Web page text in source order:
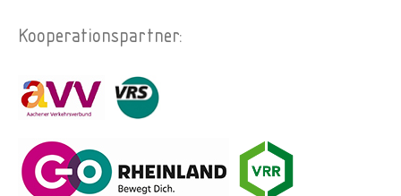
Kooperationspartner: